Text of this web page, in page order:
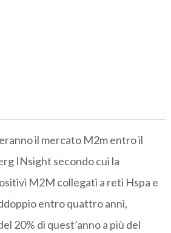
il mercato M2m entro il
INsight secondo cui la
M2M collegati a reti Hspa e
entro quattro anni,
20% di quest’anno a più del